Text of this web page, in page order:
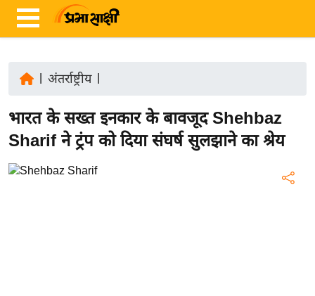
ज़ा
ख
र
अंतर्राष्ट्रीय|
भारत के सख्त इनकार के बावजूद Shehbaz
Sharif ने ट्रंप को दिया संघर्ष सुलझाने का श्रेय